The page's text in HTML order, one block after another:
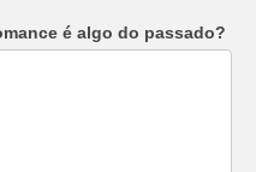
é algo do passado?